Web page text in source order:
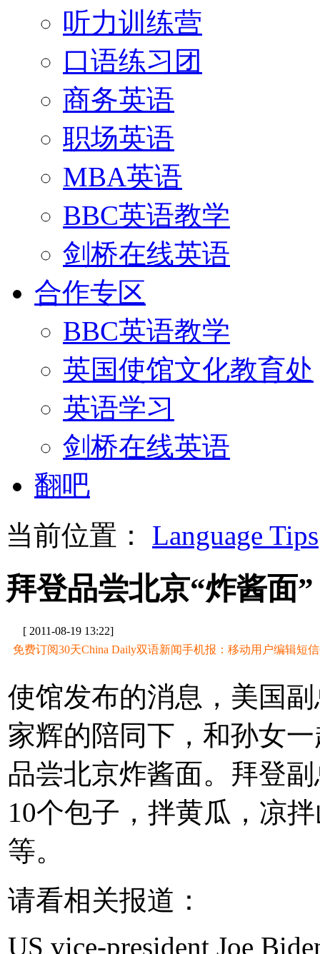
听力训练营
口语练习团
商务英语
职场英语
MBA英语
BBC英语教学
剑桥在线英语
合作专区
BBC英语教学
英国使馆文化教育处
英语学习
剑桥在线英语
翻吧
当前位置： Language Tips
拜登品尝北京“炸酱面”
[ 2011-08-19 13:22]
免费订阅30天China Daily双语新闻手机报：移动用户编辑短信
使馆发布的消息，美国
家辉的陪同下，和孙女
品尝北京炸酱面。拜登
10个包子，拌黄瓜，凉
等。
请看相关报道：
US vice-president Joe